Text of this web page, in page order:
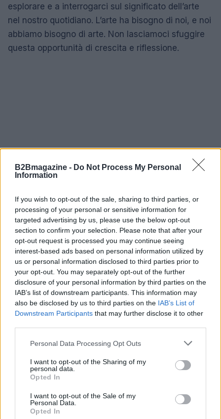
B2Bmagazine - Do Not Process My Personal
Information
If you wish to opt-out of the sale, sharing to third parties, or
processing of your personal or sensitive information for
targeted advertising by us, please use the below opt-out
section to confirm your selection. Please note that after your
opt-out request is processed you may continue seeing
interest-based ads based on personal information utilized by
us or personal information disclosed to third parties prior to
your opt-out. You may separately opt-out of the further
disclosure of your personal information by third parties on the
IAB’s list of downstream participants. This information may
also be disclosed by us to third parties on the IAB’s List of
Downstream Participants that may further disclose it to other
Please note that this website/app uses one or more Google
not limited to your visit or usage behaviour. You may click to
grant or deny consent to Google and its third-party tags to
use your data for below specified purposes in below Google
consent section.
Personal Data Processing Opt Outs
I want to opt-out of the Sharing of my
personal data.
Opted In
I want to opt-out of the Sale of my
Personal Data.
Opted In
esplorare e a interrogarci sul significato dell’arte
nel nostro quotidiano. L’arte ha bisogno di noi, e noi
abbiamo bisogno di arte. Non lasciamoci sfuggire
questa opportunità di crescita e riflessione.
AUTORE
AiAdhubMedia